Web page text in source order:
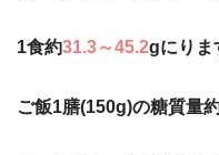
1食約31.3～45.2gにりま
ご飯1膳(150g)の糖質量